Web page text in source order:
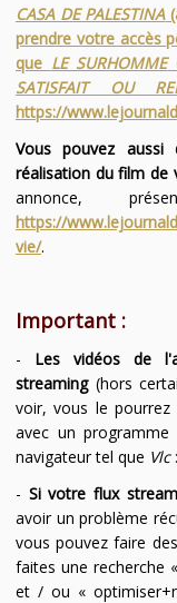
CASA DE PALESTINA
prendre votre accès
que LE SURHOMME
SATISFAIT OU
https://
Vous pouvez
réalisation du film
annonce,
https://
vie/.
Important :
- Les vidéos de
streaming(hors
voir, vous le pourrez
avec un
navigateur tel que Vlc:
- Si votre flux
avoir un problème
vous pouvez faire
faites une recherche
et / ou «